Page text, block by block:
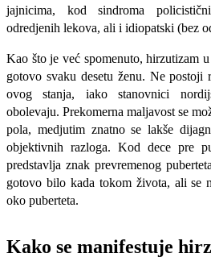
jajnicima, kod sindroma
odredjenih lekova, ali i idiopatski (bez
Kao što je već spomenuto, hirzutizam
gotovo svaku desetu ženu. Ne postoji
ovog stanja, iako stanovnici
obolevaju. Prekomerna maljavost se
pola, medjutim znatno se lakše
objektivnih razloga. Kod dece pre
predstavlja znak prevremenog
gotovo bilo kada tokom života, ali se
oko puberteta.
Kako se manifestuje